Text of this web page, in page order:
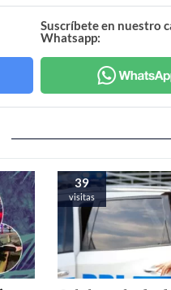
Suscríbete en nuestro
Whatsapp:
39
visitas